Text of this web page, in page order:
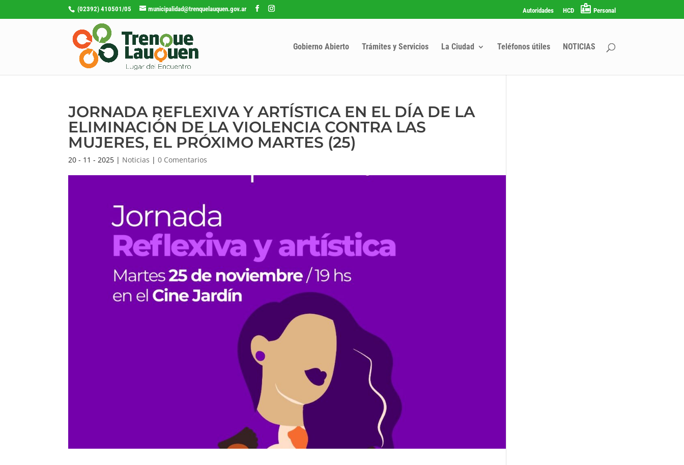
(02392) 410501/05 municipalidad@trenquelauquen.gov.ar Autoridades HCD Personal
Gobierno Abierto Trámites y Servicios La Ciudad Teléfonos útiles NOTICIAS
JORNADA REFLEXIVA Y ARTÍSTICA EN EL DÍA DE LA
ELIMINACIÓN DE LA VIOLENCIA CONTRA LAS
MUJERES, EL PRÓXIMO MARTES (25)
20 - 11 - 2025 | Noticias |0 Comentarios